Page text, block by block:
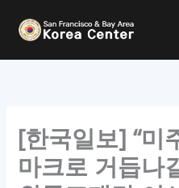
[한국일보] “미
마크로 거듭나